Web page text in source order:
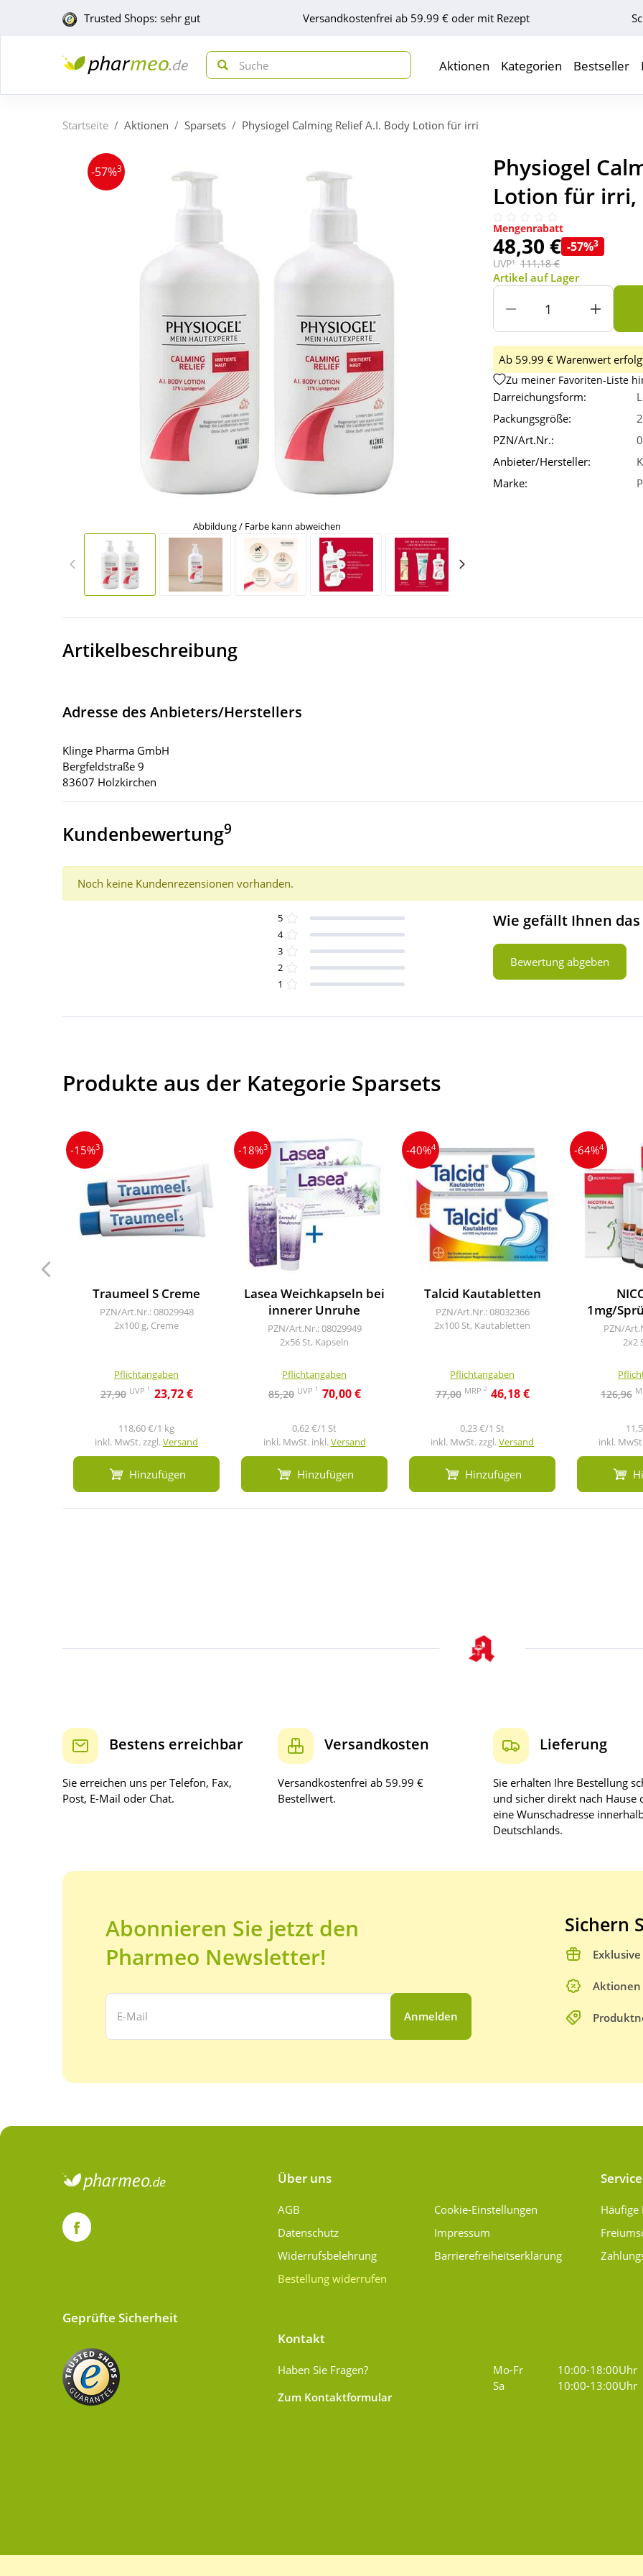
Trusted Shops: sehr gut Versandkostenfrei ab 59.99 € oder mit Rezept
Aktionen Kategorien Bestseller
Startseite Aktionen Sparsets Physiogel Calming Relief A.I. Body Lotion für irri
-57%3
Abbildung / Farbe kann abweichen
Physiogel
Lotion für irri,
Mengenrabatt
48,30 € -57%3
UVP¹ 111,18 €
Artikel auf Lager
Ab 59.99 € Warenwert
Zu meiner Favoriten-Liste
Darreichungsform:
Packungsgröße:
PZN/Art.Nr.:
Anbieter/Hersteller:
Marke:
Artikelbeschreibung
Adresse des Anbieters/Herstellers
Klinge Pharma GmbH
Bergfeldstraße 9
83607 Holzkirchen
Kundenbewertung9
Noch keine Kundenrezensionen vorhanden.
5
4
3
2
1
Wie gefällt Ihnen
Bewertung abgeben
Produkte aus der Kategorie Sparsets
-15%3
Traumeel S Creme
PZN/Art.Nr.: 08029948
2x100 g, Creme
Pflichtangaben
27,90 UVP 1 23,72 €
118,60 €/1 kg
inkl. MwSt. zzgl.Versand
Hinzufügen
-18%3
Lasea Weichkapseln bei
innerer Unruhe
PZN/Art.Nr.: 08029949
2x56 St, Kapseln
Pflichtangaben
85,20 UVP 1 70,00 €
0,62 €/1 St
inkl. MwSt. inkl.Versand
Hinzufügen
-40%4
Talcid Kautabletten
PZN/Art.Nr.: 08032366
2x100 St, Kautabletten
Pflichtangaben
77,00 MRP 2 46,18 €
0,23 €/1 St
inkl. MwSt. zzgl.Versand
Hinzufügen
-64%4
1mg/
PZN/
2x2
126,96
inkl.
Bestens erreichbar
Sie erreichen uns per Telefon, Fax,
Post, E-Mail oder Chat.
Versandkosten
Versandkostenfrei ab 59.99 €
Bestellwert.
Lieferung
Sie erhalten Ihre Bestellung
und sicher direkt nach Hause
eine Wunschadresse
Deutschlands.
Abonnieren Sie jetzt den
Pharmeo Newsletter!
Ihre E-Mail Adresse:
Anmelden
Sichern
Aktionen
Über uns
AGB
Datenschutz
Widerrufsbelehrung
Bestellung widerrufen
Cookie-Einstellungen
Impressum
Barrierefreiheitserklärung
Service
Häufige
Kontakt
Haben Sie Fragen?
Zum Kontaktformular
Mo-Fr
10:00-18:00Uhr
Sa
10:00-13:00Uhr
Geprüfte Sicherheit